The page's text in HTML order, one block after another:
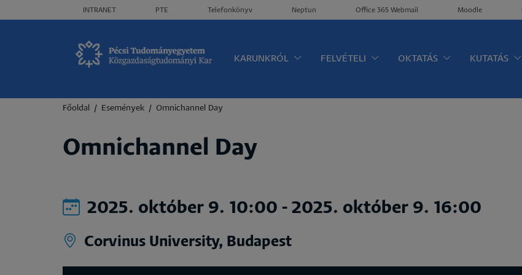
Header menü
INTRANET PTE Telefonkönyv Neptun Office 365 Webmail Moodle
KARUNKRÓL FELVÉTELI OKTATÁS KUTATÁS
Morzsa
Főoldal Események Omnichannel Day
Omnichannel Day
2025. október 9. 10:00 - 2025. október 9. 16:00
Corvinus University, Budapest